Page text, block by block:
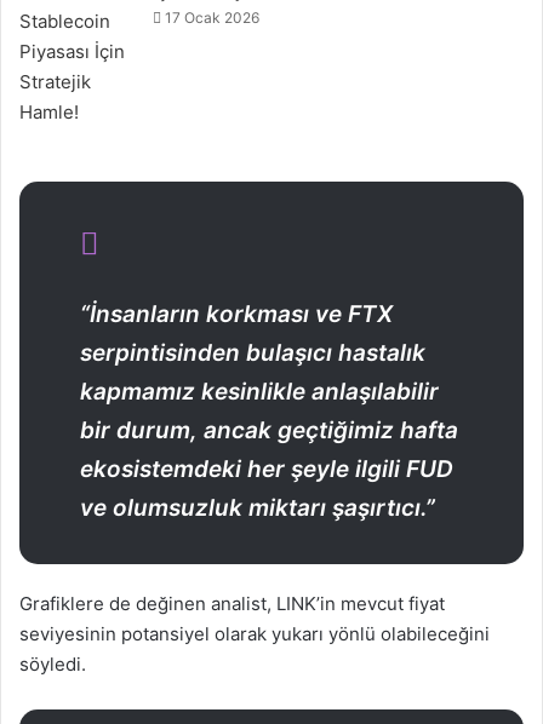
17 Ocak 2026
“İnsanların korkması ve FTX
serpintisinden bulaşıcı hastalık
kapmamız kesinlikle anlaşılabilir
bir durum, ancak geçtiğimiz hafta
ekosistemdeki her şeyle ilgili FUD
ve olumsuzluk miktarı şaşırtıcı.”
Grafiklere de değinen analist, LINK’in mevcut fiyat
seviyesinin potansiyel olarak yukarı yönlü olabileceğini
söyledi.